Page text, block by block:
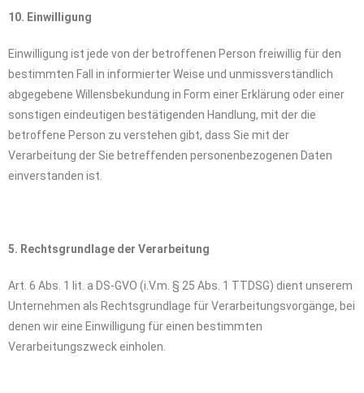
10. Einwilligung
Einwilligung ist jede von der betroffenen Person freiwillig für den
bestimmten Fall in informierter Weise und unmissverständlich
abgegebene Willensbekundung in Form einer Erklärung oder einer
sonstigen eindeutigen bestätigenden Handlung, mit der die
betroffene Person zu verstehen gibt, dass Sie mit der
Verarbeitung der Sie betreffenden personenbezogenen Daten
einverstanden ist.
5. Rechtsgrundlage der Verarbeitung
Art. 6 Abs. 1 lit. a DS-GVO (i.V.m. § 25 Abs. 1 TTDSG) dient unserem
Unternehmen als Rechtsgrundlage für Verarbeitungsvorgänge, bei
denen wir eine Einwilligung für einen bestimmten
Verarbeitungszweck einholen.